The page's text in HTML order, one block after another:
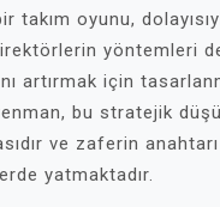
takım oyunu,
yöntemleri
artırmak için
bu stratejik
ve zaferin
yatmaktadır.